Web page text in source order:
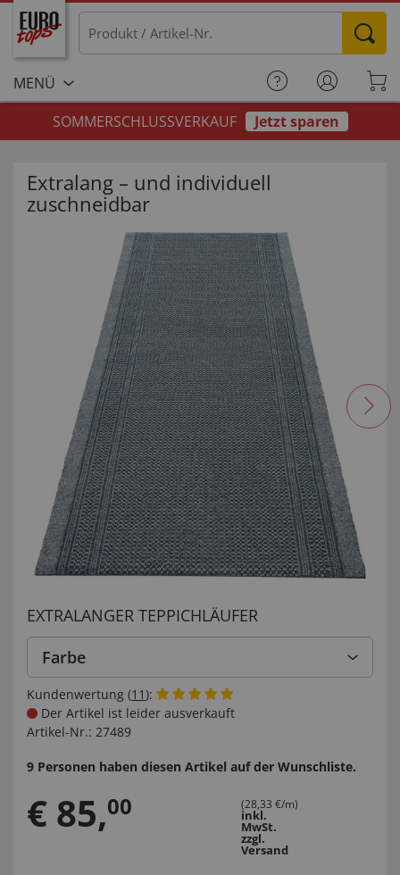
MENÜ
SOMMERSCHLUSSVERKAUF
Jetzt sparen
Extralang – und individuell
zuschneidbar
EXTRALANGER TEPPICHLÄUFER
Farbe
Kundenwertung (11):
Der Artikel ist leider ausverkauft
Artikel-Nr.: 27489
9 Personen haben diesen Artikel auf der Wunschliste.
€ 85,00 (28,33 €/m)
inkl.
MwSt.
zzgl.
Versand